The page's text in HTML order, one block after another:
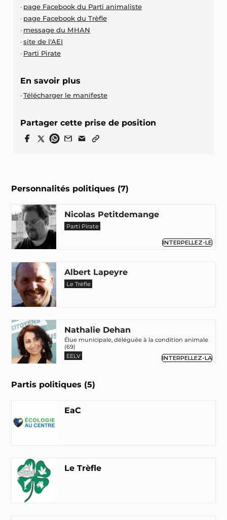
Personnalités politiques (7)
Nicolas Petitdemange
Parti Pirate
INTERPELLEZ-LE
Albert Lapeyre
Le Trèfle
Nathalie Dehan
Élue municipale, déléguée à la condition animale
(69)
EELV
INTERPELLEZ-LA
Isabelle Dudouet-Bercegeay
Partis politiques (5)
EaC
Le Trèfle
page Facebook du Parti animaliste
page Facebook du Trèfle
message du MHAN
site de l'AEI
Parti Pirate
En savoir plus
Télécharger le manifeste
Partager cette prise de position